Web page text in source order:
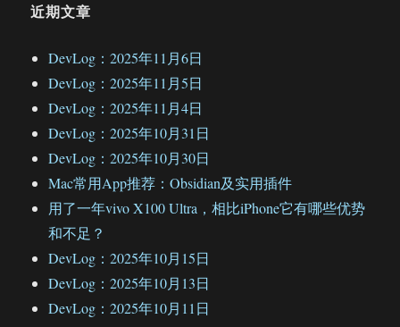
近期文章
DevLog：2025年11月6日
DevLog：2025年11月5日
DevLog：2025年11月4日
DevLog：2025年10月31日
DevLog：2025年10月30日
Mac常用App推荐：Obsidian及实用插件
用了一年vivo X100 Ultra，相比iPhone它有哪些优势
和不足？
DevLog：2025年10月15日
DevLog：2025年10月13日
DevLog：2025年10月11日